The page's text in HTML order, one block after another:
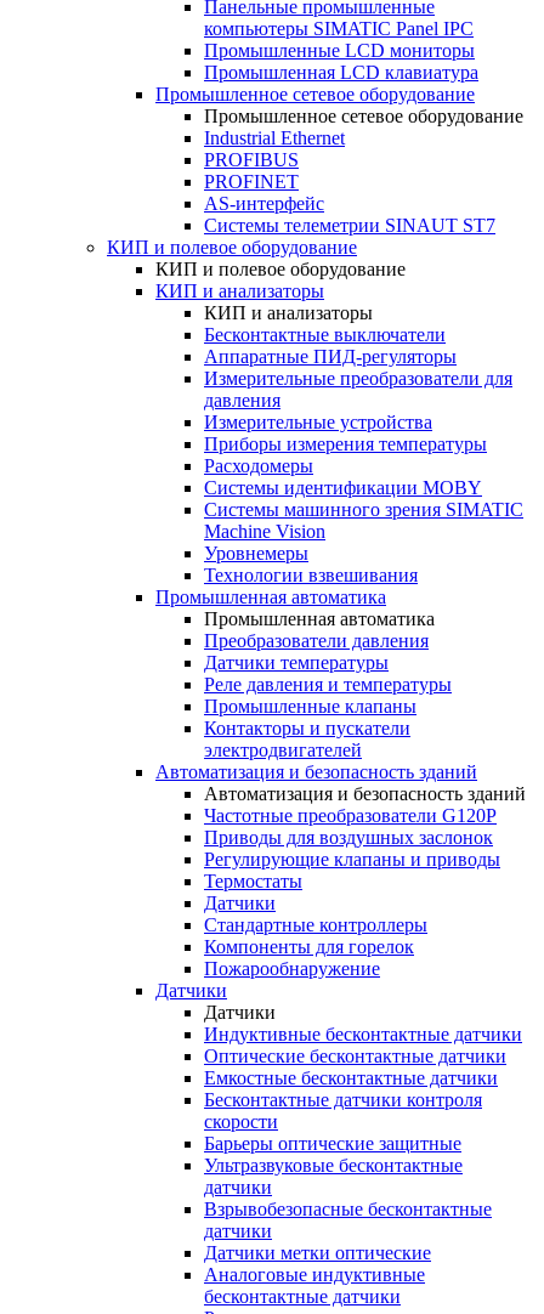
Панельные промышленные
компьютеры SIMATIC Panel IPC
Промышленные LCD мониторы
Промышленная LCD клавиатура
Промышленное сетевое оборудование
Промышленное сетевое оборудование
Industrial Ethernet
PROFIBUS
PROFINET
AS-интерфейс
Системы телеметрии SINAUT ST7
КИП и полевое оборудование
КИП и полевое оборудование
КИП и анализаторы
КИП и анализаторы
Бесконтактные выключатели
Аппаратные ПИД-регуляторы
Измерительные преобразователи для
давления
Измерительные устройства
Приборы измерения температуры
Расходомеры
Системы идентификации MOBY
Системы машинного зрения SIMATIC
Machine Vision
Уровнемеры
Технологии взвешивания
Промышленная автоматика
Промышленная автоматика
Преобразователи давления
Датчики температуры
Реле давления и температуры
Промышленные клапаны
Контакторы и пускатели
электродвигателей
Автоматизация и безопасность зданий
Автоматизация и безопасность зданий
Частотные преобразователи G120P
Приводы для воздушных заслонок
Регулирующие клапаны и приводы
Термостаты
Датчики
Стандартные контроллеры
Компоненты для горелок
Пожарообнаружение
Датчики
Датчики
Индуктивные бесконтактные датчики
Оптические бесконтактные датчики
Емкостные бесконтактные датчики
Бесконтактные датчики контроля
скорости
Барьеры оптические защитные
Ультразвуковые бесконтактные
датчики
Взрывобезопасные бесконтактные
датчики
Датчики метки оптические
Аналоговые индуктивные
бесконтактные датчики